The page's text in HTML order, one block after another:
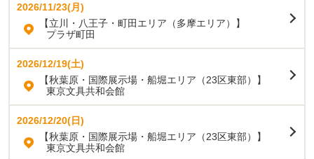
2026/11/23(月)
【立川・八王子・町田エリア（多摩エリア）】
プラザ町田
2026/12/19(土)
【秋葉原・国際展示場・船堀エリア（23区東部）】
東京文具共和会館
2026/12/20(日)
【秋葉原・国際展示場・船堀エリア（23区東部）】
東京文具共和会館